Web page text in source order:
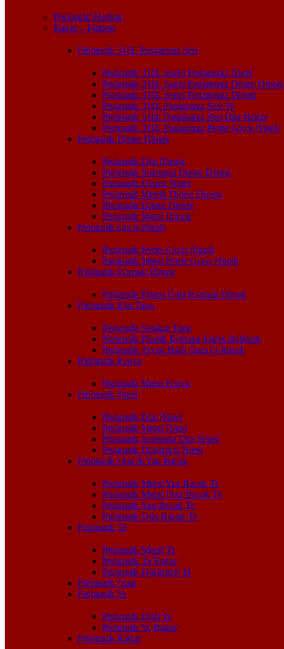
Pnömatik Hortum
Rakor – Fittings
Pnömatik 316L Paslanmaz Seri
Pnömatik 316L Serisi Paslanmaz Nipel
Pnömatik 316L Serisi Paslanmaz Döner Dirsek
Pnömatik 316L Serisi Paslanmaz Dirsek
Pnömatik 316L Paslanmaz Seri Te
Pnömatik 316L Paslanmaz Seri Düz Rakor
Pnömatik 316L Paslanmaz Perde Geçiş Nipeli
Pnömatik Döner Dirsek
Pnömatik Dişi Dirsek
Pnömatik Somunlu Döner Dirsek
Pnömatik Dirsek Nipel
Pnömatik Metrik Döner Dirsek
Pnömatik Döner Dirsek
Pnömatik Metal Dirsek
Pnömatik Geçiş Nipeli
Pnömatik Perde Geçiş Nipeli
Pnömatik Metal Perde Geçiş Nipeli
Pnömatik Kısmalı Dirsek
Pnömatik Piston Üstü Kısmalı Dirsek
Pnömatik Kör Tapa
Pnömatik Setskur Tapa
Pnömatik Plastik Körtapa Erkek Bağlantı
Pnömatik Alyan Başlı Tapa O-Ringli
Pnömatik Kruva
Pnömatik Metal Kruva
Pnömatik Nipel
Pnömatik Düz Nipel
Pnömatik Metal Nipel
Pnömatik Somunlu Düz Nipel
Pnömatik Düşürücü Nipel
Pnömatik Orta & Yan Bacak
Pnömatik Metal Yan Bacak Te
Pnömatik Metal Orta Bacak Te
Pnömatik Yan Bacak Te
Pnömatik Orta Bacak Te
Pnömatik Te
Pnömatik Metal Te
Pnömatik Te Rakor
Pnömatik Düşürücü Te
Pnömatik Vana
Pnömatik Ye
Pnömatik Dişli Ye
Pnömatik Ye Rakor
Pnömatik Rakor